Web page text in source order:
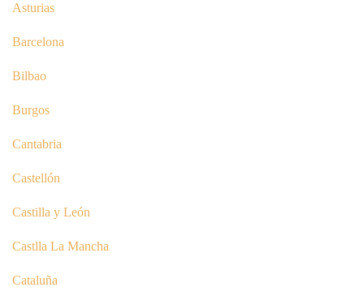
Asturias
Barcelona
Bilbao
Burgos
Cantabria
Castellón
Castilla y León
Castlla La Mancha
Cataluña